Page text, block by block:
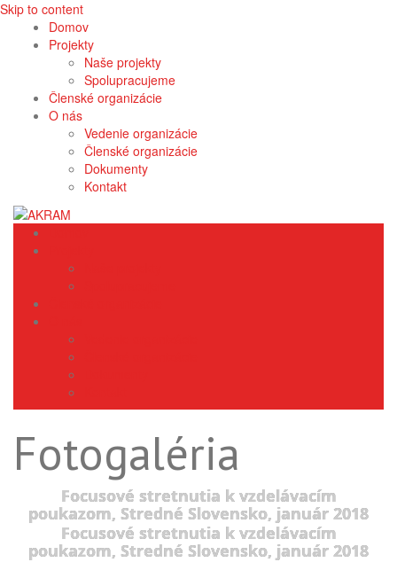
Skip to content
Domov
Projekty
Naše projekty
Spolupracujeme
Členské organizácie
O nás
Vedenie organizácie
Členské organizácie
Dokumenty
Kontakt
Fotogaléria
Focusové stretnutia k vzdelávacím
poukazom, Stredné Slovensko, január 2018
Focusové stretnutia k vzdelávacím
poukazom, Stredné Slovensko, január 2018